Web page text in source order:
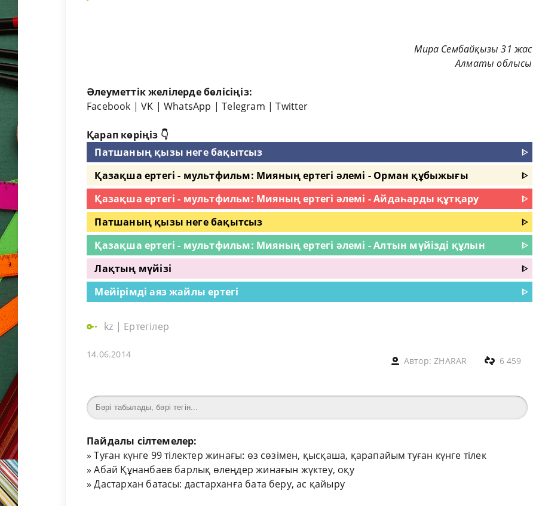
Мира Сембайқызы 31 жас
Алматы облысы
Әлеуметтік желілерде бөлісіңіз:
Facebook |VK |WhatsApp |Telegram |Twitter
Қарап көріңіз 👇
Патшаның қызы неге бақытсыз
ᐈ
Қазақша ертегі - мультфильм: Мияның ертегі әлемі - Орман құбыжығы
ᐈ
Қазақша ертегі - мультфильм: Мияның ертегі әлемі - Айдаһарды құтқару
ᐈ
Патшаның қызы неге бақытсыз
ᐈ
Қазақша ертегі - мультфильм: Мияның ертегі әлемі - Алтын мүйізді құлын
ᐈ
Лақтың мүйізі
ᐈ
Мейірімді аяз жайлы ертегі
ᐈ
kz | Ертегілер
14.06.2014
Автор:ZHARAR 6 459
Пайдалы сілтемелер:
»Туған күнге 99 тілектер жинағы: өз сөзімен, қысқаша, қарапайым туған күнге тілек
»Абай Құнанбаев барлық өлеңдер жинағын жүктеу, оқу
»Дастархан батасы: дастарханға бата беру, ас қайыру